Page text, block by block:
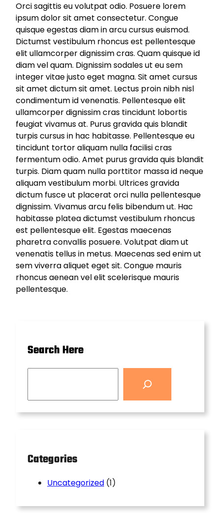
Orci sagittis eu volutpat odio. Posuere lorem
ipsum dolor sit amet consectetur. Congue
quisque egestas diam in arcu cursus euismod.
Dictumst vestibulum rhoncus est pellentesque
elit ullamcorper dignissim cras. Quam quisque id
diam vel quam. Dignissim sodales ut eu sem
integer vitae justo eget magna. Sit amet cursus
sit amet dictum sit amet. Lectus proin nibh nisl
condimentum id venenatis. Pellentesque elit
ullamcorper dignissim cras tincidunt lobortis
feugiat vivamus at. Purus gravida quis blandit
turpis cursus in hac habitasse. Pellentesque eu
tincidunt tortor aliquam nulla facilisi cras
fermentum odio. Amet purus gravida quis blandit
turpis. Diam quam nulla porttitor massa id neque
aliquam vestibulum morbi. Ultrices gravida
dictum fusce ut placerat orci nulla pellentesque
dignissim. Vivamus arcu felis bibendum ut. Hac
habitasse platea dictumst vestibulum rhoncus
est pellentesque elit. Egestas maecenas
pharetra convallis posuere. Volutpat diam ut
venenatis tellus in metus. Maecenas sed enim ut
sem viverra aliquet eget sit. Congue mauris
rhoncus aenean vel elit scelerisque mauris
pellentesque.
Search Here
Categories
Uncategorized (1)